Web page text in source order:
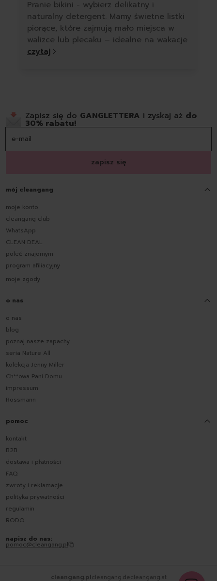
Pranie bikini - wybierz delikatny i
naturalny detergent. Mamy świetne listki
piorące, które zajmują mało miejsca w
walizce lub plecaku – idealne na wakacje
czytaj
Zapisz się do GANGLETTERA i zyskaj aż do
30% rabatu!
zapisz się
mój cleangang
moje konto
cleangang club
WhatsApp
CLEAN DEAL
poleć znajomym
program afiliacyjny
moje zgody
o nas
o nas
blog
poznaj nasze zapachy
seria Nature All
kolekcja Jenny Miller
Ch**owa Pani Domu
impressum
Rossmann
pomoc
kontakt
B2B
dostawa i płatności
FAQ
zwroty i reklamacje
polityka prywatności
regulamin
RODO
napisz do nas:
pomoc@cleangang.pl
cleangang.plcleangang.decleangang.at